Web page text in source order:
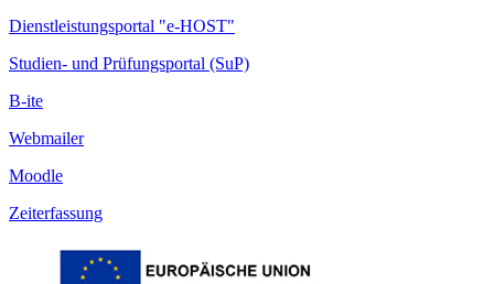
Dienstleistungsportal "e-HOST"
Studien- und Prüfungsportal (SuP)
B-ite
Webmailer
Moodle
Zeiterfassung